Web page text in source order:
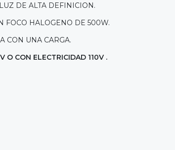
DE ALTA DEFINICION.
FOCO HALOGENO DE 500W.
CON UNA CARGA.
O CON ELECTRICIDAD 110V .